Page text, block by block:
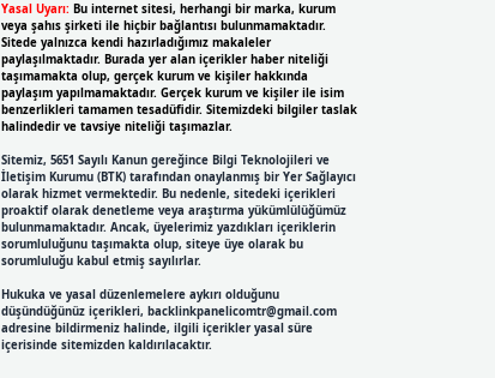
Yasal Uyarı: Bu internet sitesi, herhangi bir marka, kurum
veya şahıs şirketi ile hiçbir bağlantısı bulunmamaktadır.
Sitede yalnızca kendi hazırladığımız makaleler
paylaşılmaktadır. Burada yer alan içerikler haber niteliği
taşımamakta olup, gerçek kurum ve kişiler hakkında
paylaşım yapılmamaktadır. Gerçek kurum ve kişiler ile isim
benzerlikleri tamamen tesadüfidir. Sitemizdeki bilgiler taslak
halindedir ve tavsiye niteliği taşımazlar.
Sitemiz, 5651 Sayılı Kanun gereğince Bilgi Teknolojileri ve
İletişim Kurumu (BTK) tarafından onaylanmış bir Yer Sağlayıcı
olarak hizmet vermektedir. Bu nedenle, sitedeki içerikleri
proaktif olarak denetleme veya araştırma yükümlülüğümüz
bulunmamaktadır. Ancak, üyelerimiz yazdıkları içeriklerin
sorumluluğunu taşımakta olup, siteye üye olarak bu
sorumluluğu kabul etmiş sayılırlar.
Hukuka ve yasal düzenlemelere aykırı olduğunu
düşündüğünüz içerikleri, backlinkpanelicomtr@gmail.com
adresine bildirmeniz halinde, ilgili içerikler yasal süre
içerisinde sitemizden kaldırılacaktır.